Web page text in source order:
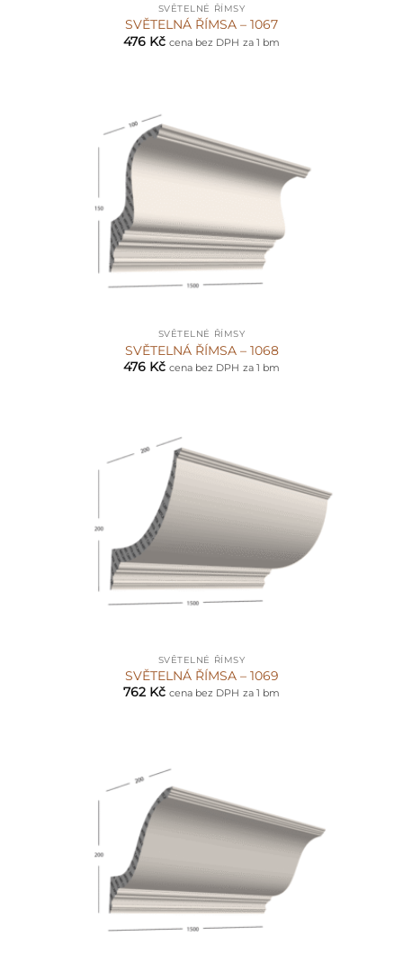
SVĚTELNÉ ŘÍMSY
SVĚTELNÁ ŘÍMSA – 1067
476 Kč cena bez DPH za 1 bm
SVĚTELNÉ ŘÍMSY
SVĚTELNÁ ŘÍMSA – 1068
476 Kč cena bez DPH za 1 bm
SVĚTELNÉ ŘÍMSY
SVĚTELNÁ ŘÍMSA – 1069
762 Kč cena bez DPH za 1 bm